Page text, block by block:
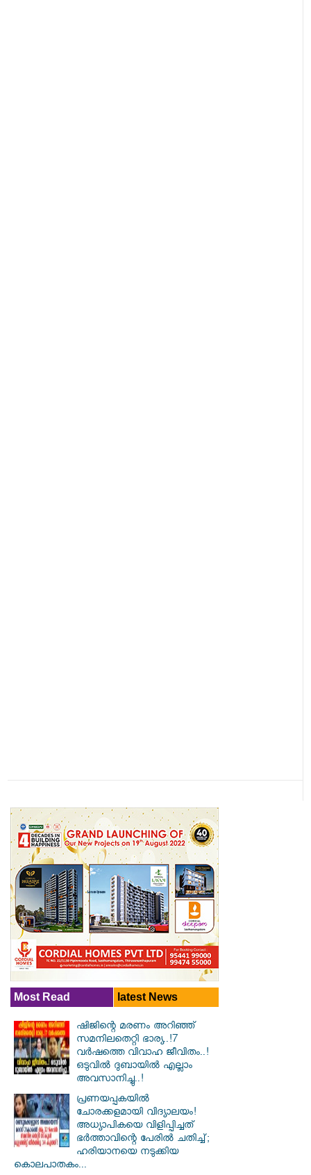
Most Read latest News
ഷിജിന്റെ മരണം അറിഞ്ഞ്
സമനിലതെറ്റി ഭാര്യ..!7
വർഷത്തെ വിവാഹ ജീവിതം..!
ഒടുവിൽ ദുബായിൽ എല്ലാം
അവസാനിച്ചു..!
പ്രണയപ്പകയിൽ
ചോരക്കളമായി വിദ്യാലയം!
അധ്യാപികയെ വിളിപ്പിച്ചത്
ഭർത്താവിന്റെ പേരിൽ ചതിച്ച്;
ഹരിയാനയെ നടുക്കിയ
കൊലപാതകം...